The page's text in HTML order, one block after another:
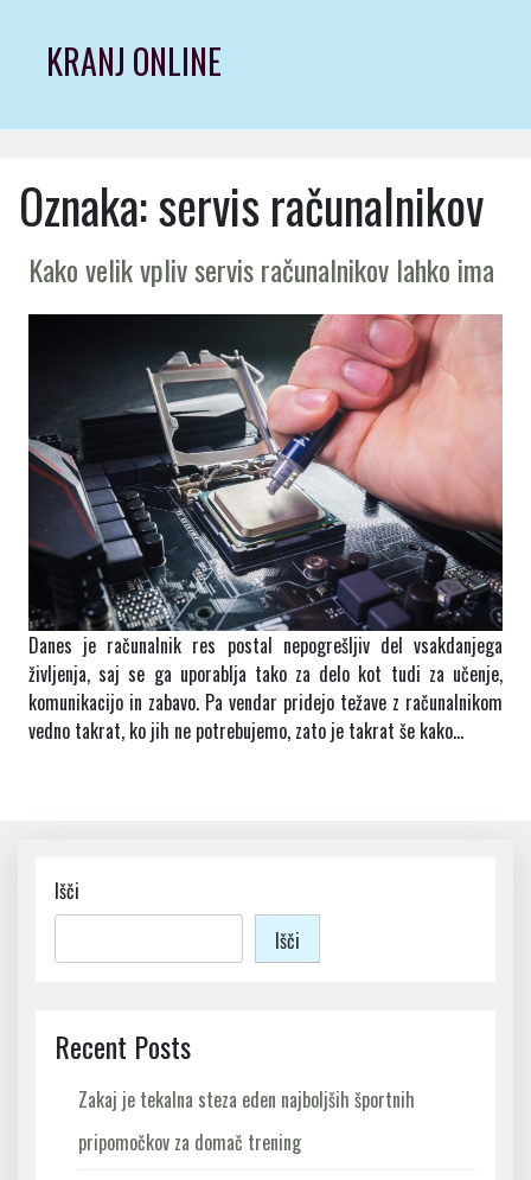
contentKRANJ ONLINE
Oznaka:servis računalnikov
Kako velik vpliv servis računalnikov lahko ima
Danes je računalnik res postal nepogrešljiv del vsakdanjega
življenja, saj se ga uporablja tako za delo kot tudi za učenje,
komunikacijo in zabavo. Pa vendar pridejo težave z računalnikom
vedno takrat, ko jih ne potrebujemo, zato je takrat še kako…
Išči
Išči
Recent Posts
Zakaj je tekalna steza eden najboljših športnih
pripomočkov za domač trening